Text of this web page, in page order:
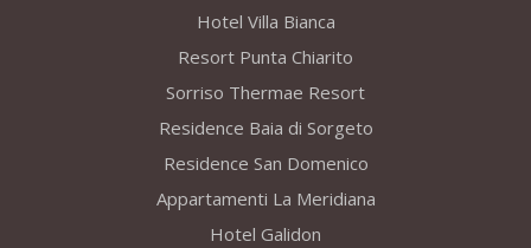
Hotel Villa Bianca
Resort Punta Chiarito
Sorriso Thermae Resort
Residence Baia di Sorgeto
Residence San Domenico
Appartamenti La Meridiana
Hotel Galidon